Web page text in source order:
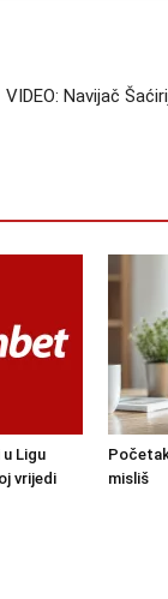
VIDEO: Navijač
Ligu
vrijedi
misliš